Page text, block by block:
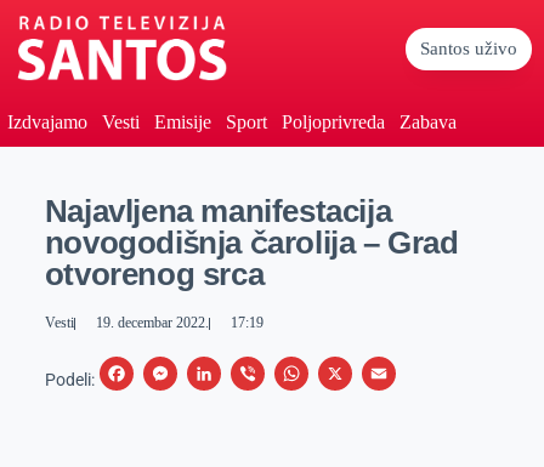
Santos uživo
Izdvajamo Vesti Emisije Sport Poljoprivreda Zabava
Najavljena manifestacija
novogodišnja čarolija – Grad
otvorenog srca
Vesti 19. decembar 2022. 17:19
Podeli:
F
M
L
V
W
X
E